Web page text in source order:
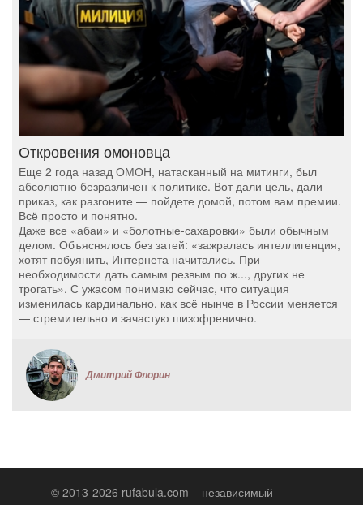
Откровения омоновца
Еще 2 года назад ОМОН, натасканный на митинги, был
абсолютно безразличен к политике. Вот дали цель, дали
приказ, как разгоните — пойдете домой, потом вам премии.
Всё просто и понятно.
Даже все «абаи» и «болотные-сахаровки» были обычным
делом. Объяснялось без затей: «зажралась интеллигенция,
хотят побуянить, Интернета начитались. При
необходимости дать самым резвым по ж..., других не
трогать». С ужасом понимаю сейчас, что ситуация
изменилась кардинально, как всё нынче в России меняется
— стремительно и зачастую шизофренично.
Дмитрий Флорин
© 2013-2026 rufabula.com – независимый